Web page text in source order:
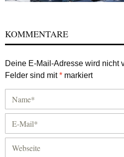
KOMMENTARE
Deine E-Mail-Adresse wird nicht
Felder sind mit* markiert